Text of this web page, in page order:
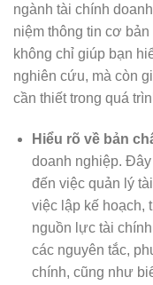
ngành tài chính
niệm thông tin cơ
không chỉ giúp bạn
nghiên cứu, mà còn
cần thiết trong quá
Hiểu rõ về bản
doanh nghiệp.
đến việc quản lý
việc lập kế hoạch,
nguồn lực tài
các nguyên tắc,
chính, cũng như